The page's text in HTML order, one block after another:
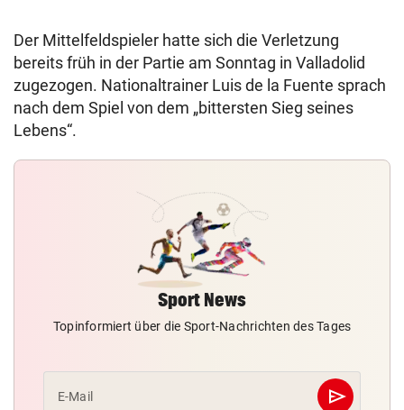
Der Mittelfeldspieler hatte sich die Verletzung
bereits früh in der Partie am Sonntag in Valladolid
zugezogen. Nationaltrainer Luis de la Fuente sprach
nach dem Spiel von dem „bittersten Sieg seines
Lebens“.
Sport News
Topinformiert über die Sport-Nachrichten des Tages
E-Mail send
Abschicken